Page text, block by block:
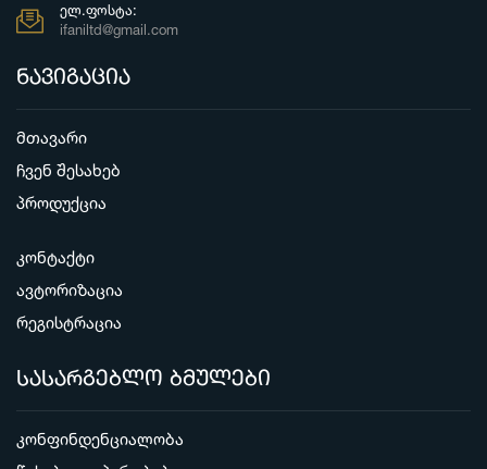
ᲔᲚ.ᲤᲝᲡᲢᲐ:
ifaniltd@gmail.com
ნავიგაცია
მთავარი
ჩვენ შესახებ
პროდუქცია
კონტაქტი
ავტორიზაცია
რეგისტრაცია
სასარგებლო ბმულები
კონფინდენციალობა